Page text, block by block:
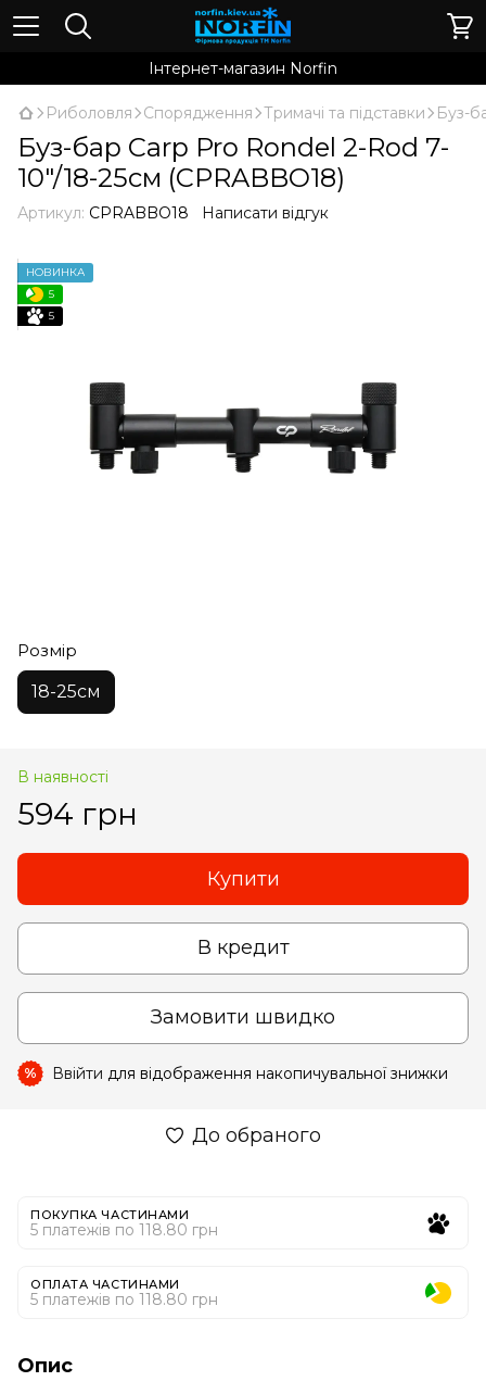
Інтернет-магазин Norfin
Риболовля Спорядження Тримачі та підставки Буз-
Буз-бар Carp Pro Rondel 2-Rod 7-
10"/18-25см (CPRABBO18)
Артикул: CPRABBO18 Написати відгук
НОВИНКА
5
5
Розмір
18-25см
В наявності
594 грн
Купити
В кредит
Замовити швидко
% Ввійти для відображення накопичувальної знижки
До обраного
ПОКУПКА ЧАСТИНАМИ
5 платежів по 118.80 грн
ОПЛАТА ЧАСТИНАМИ
5 платежів по 118.80 грн
Опис